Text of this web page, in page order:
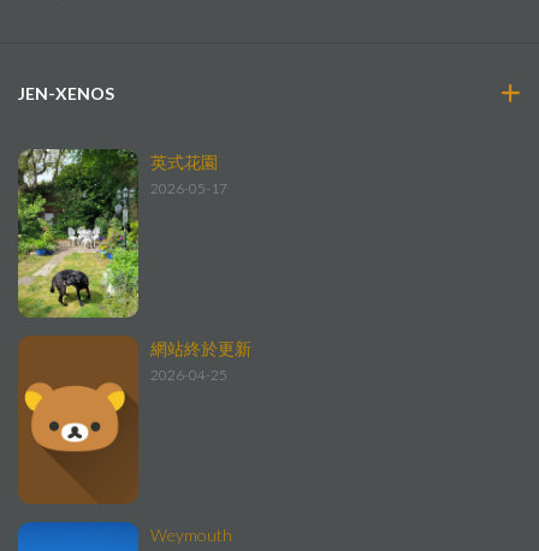
JEN-XENOS
英式花園
2026-05-17
網站終於更新
2026-04-25
Weymouth